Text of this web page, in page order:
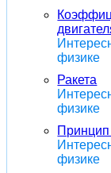
физике
Ракета
физике
Принцип
физике